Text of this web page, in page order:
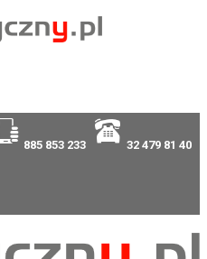
885 853 233 32 479 81 40